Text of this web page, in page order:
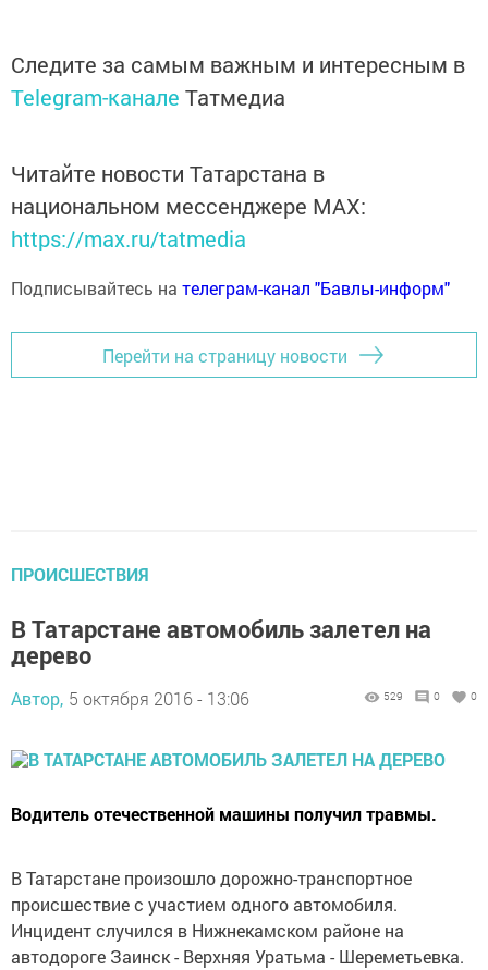
Следите за самым важным и интересным в
Telegram-канале Татмедиа
Читайте новости Татарстана в
национальном мессенджере MАХ:
https://max.ru/tatmedia
Подписывайтесь на телеграм-канал "Бавлы-информ"
Перейти на страницу новости
ПРОИСШЕСТВИЯ
В Татарстане автомобиль залетел на
дерево
Автор, 5 октября 2016 - 13:06 529 0 0
Водитель отечественной машины получил травмы.
В Татарстане произошло дорожно-транспортное
происшествие с участием одного автомобиля.
Инцидент случился в Нижнекамском районе на
автодороге Заинск - Верхняя Уратьма - Шереметьевка.